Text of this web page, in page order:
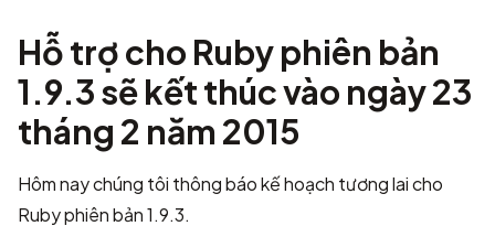
Hỗ trợ cho Ruby phiên bản
1.9.3 sẽ kết thúc vào ngày 23
tháng 2 năm 2015
Hôm nay chúng tôi thông báo kế hoạch tương lai cho
Ruby phiên bản 1.9.3.